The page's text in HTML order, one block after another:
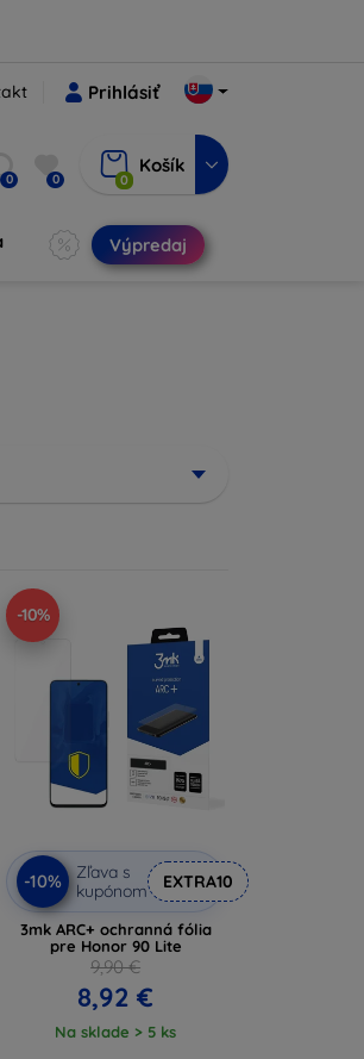
Prihlásiť
0 0 0
Košík
Výpredaj
-10%
-10%
Zľava s
kupónom
EXTRA10
3mk ARC+ ochranná fólia
pre Honor 90 Lite
9,90 €
8,92 €
Na sklade > 5 ks